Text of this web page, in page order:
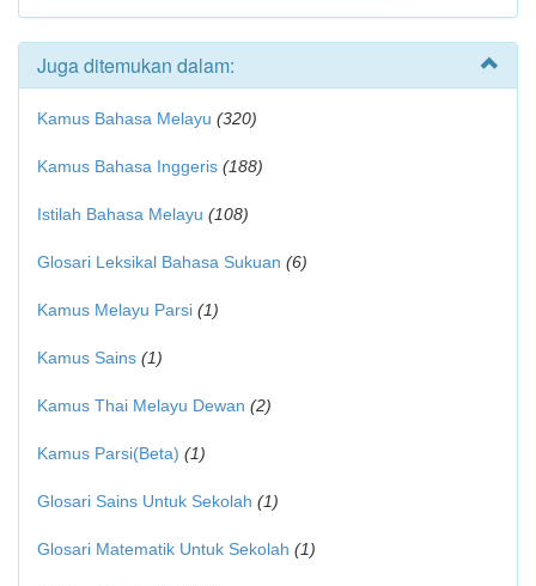
Juga ditemukan dalam:
Kamus Bahasa Melayu (320)
Kamus Bahasa Inggeris (188)
Istilah Bahasa Melayu (108)
Glosari Leksikal Bahasa Sukuan (6)
Kamus Melayu Parsi (1)
Kamus Sains (1)
Kamus Thai Melayu Dewan (2)
Kamus Parsi(Beta) (1)
Glosari Sains Untuk Sekolah (1)
Glosari Matematik Untuk Sekolah (1)